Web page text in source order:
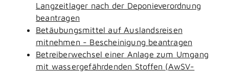
Langzeitlager nach der Deponieverordnung
beantragen
Betäubungsmittel auf Auslandsreisen
mitnehmen - Bescheinigung beantragen
Betreiberwechsel einer Anlage zum Umgang
mit wassergefährdenden Stoffen (AwSV-